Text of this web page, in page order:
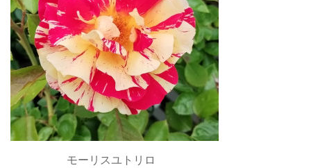
モーリスユトリロ